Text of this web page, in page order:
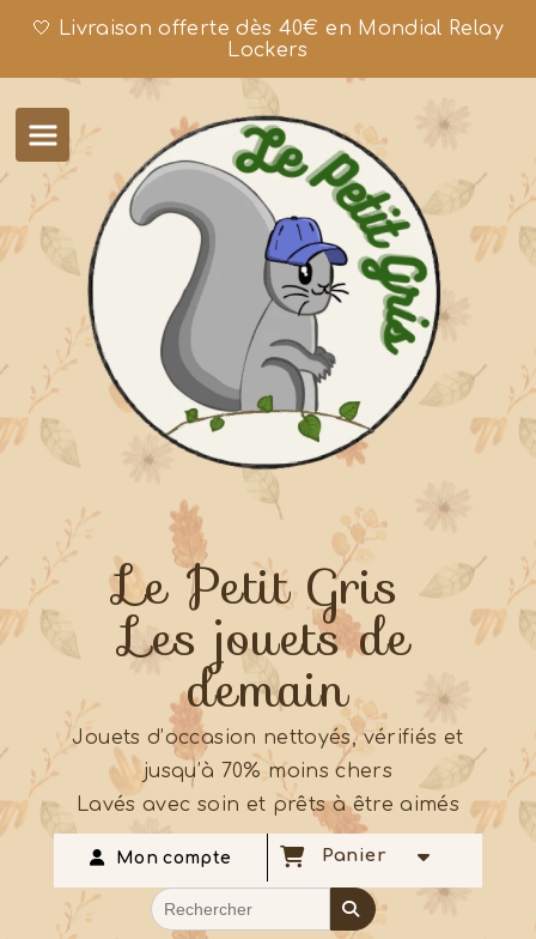
🤍 Livraison offerte dès 40€ en Mondial Relay
Lockers
Le Petit Gris
Les jouets de
demain
Jouets d’occasion nettoyés, vérifiés et
jusqu’à 70% moins chers
Lavés avec soin et prêts à être aimés
Mon compte Panier